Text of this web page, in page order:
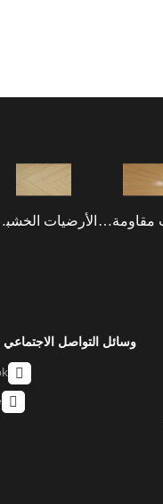
أرضيات مقاومة للماء
وسائل التواصل الاجتماعي